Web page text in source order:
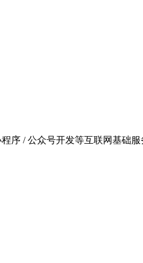
序 / 公众号开发等互联网基础服